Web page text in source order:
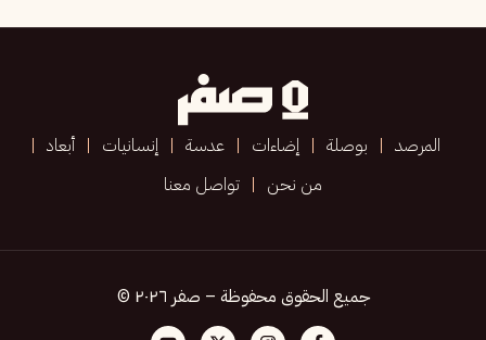
المرصد بوصلة إضاءات عدسة إنسانيات
أبعاد
من نحن
تواصل معنا
جميع الحقوق محفوظة – صفر ٢٠٢٦ ©